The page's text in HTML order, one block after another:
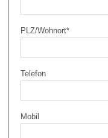
PLZ/Wohnort*
Telefon
Mobil